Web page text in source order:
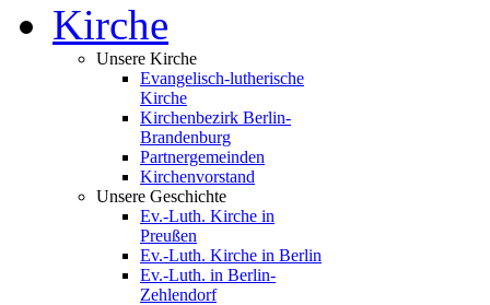
Kirche
Unsere Kirche
Evangelisch-lutherische
Kirche
Kirchenbezirk Berlin-
Brandenburg
Partnergemeinden
Kirchenvorstand
Unsere Geschichte
Ev.-Luth. Kirche in
Preußen
Ev.-Luth. Kirche in Berlin
Ev.-Luth. in Berlin-
Zehlendorf